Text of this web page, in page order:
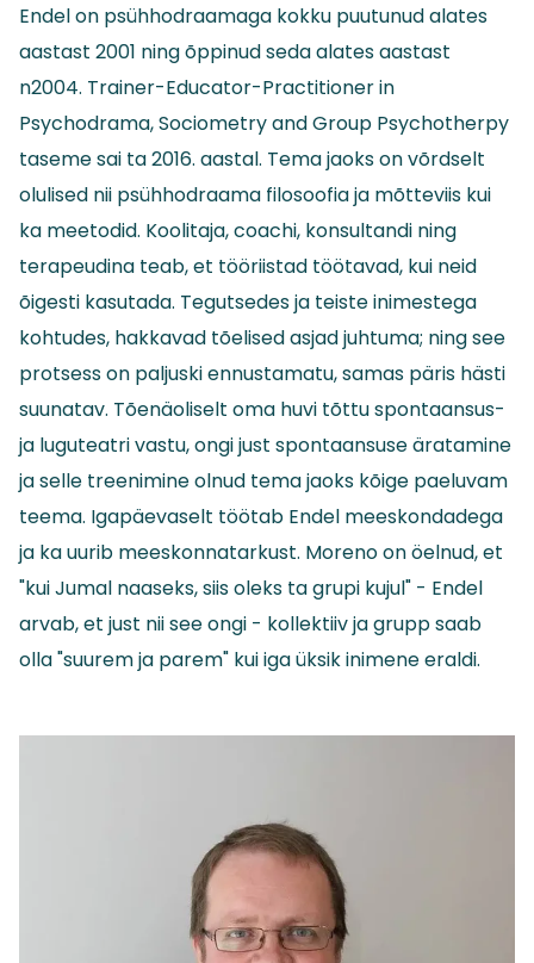
Endel on psühhodraamaga kokku puutunud alates
aastast 2001 ning õppinud seda alates aastast
n2004. Trainer-Educator-Practitioner in
Psychodrama, Sociometry and Group Psychotherpy
taseme sai ta 2016. aastal. Tema jaoks on võrdselt
olulised nii psühhodraama filosoofia ja mõtteviis kui
ka meetodid. Koolitaja, coachi, konsultandi ning
terapeudina teab, et tööriistad töötavad, kui neid
õigesti kasutada. Tegutsedes ja teiste inimestega
kohtudes, hakkavad tõelised asjad juhtuma; ning see
protsess on paljuski ennustamatu, samas päris hästi
suunatav. Tõenäoliselt oma huvi tõttu spontaansus-
ja luguteatri vastu, ongi just spontaansuse äratamine
ja selle treenimine olnud tema jaoks kõige paeluvam
teema. Igapäevaselt töötab Endel meeskondadega
ja ka uurib meeskonnatarkust. Moreno on öelnud, et
"kui Jumal naaseks, siis oleks ta grupi kujul" - Endel
arvab, et just nii see ongi - kollektiiv ja grupp saab
olla "suurem ja parem" kui iga üksik inimene eraldi.